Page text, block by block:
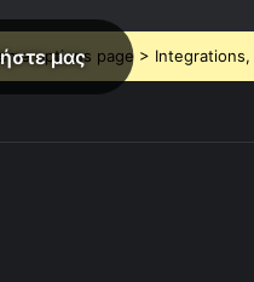
μας
options page >